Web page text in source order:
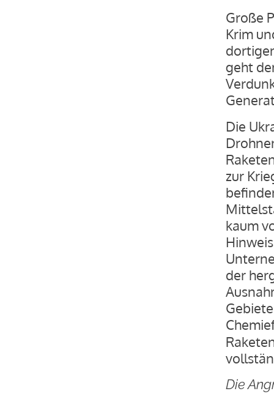
Große
Krim
geht
Die
zur
kaum
der
Die